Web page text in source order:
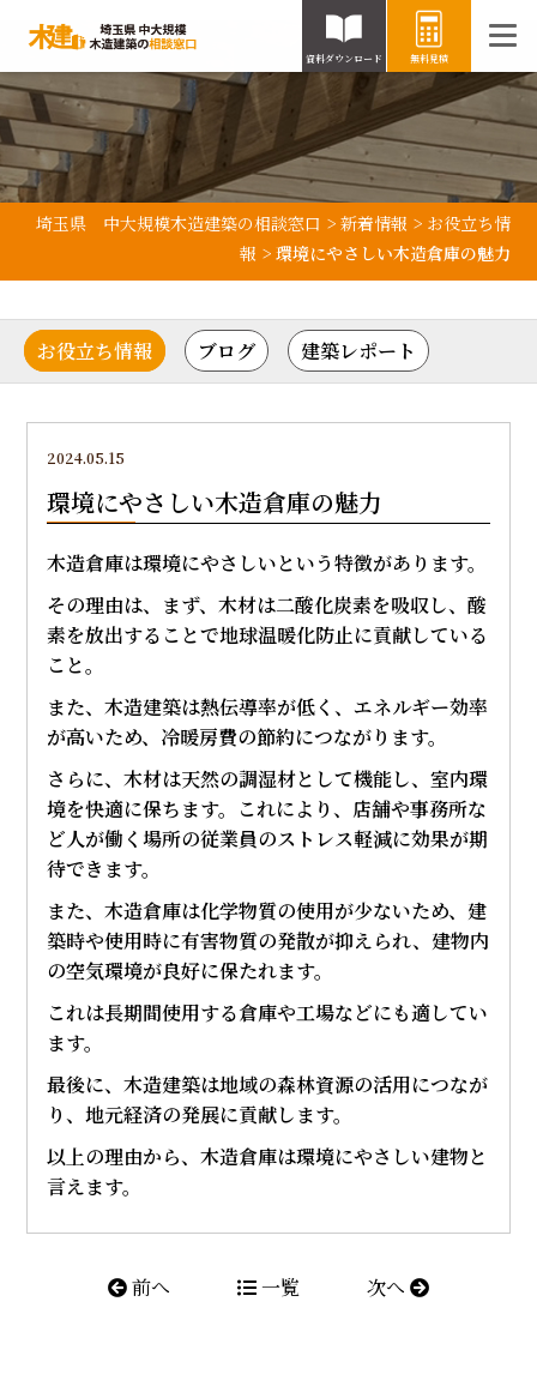
資料ダウンロード 無料見積
埼玉県 中大規模木造建築の相談窓口 > 新着情報 > お役立ち情
報 > 環境にやさしい木造倉庫の魅力
お役立ち情報 ブログ 建築レポート
2024.05.15
環境にやさしい木造倉庫の魅力
木造倉庫は環境にやさしいという特徴があります。
その理由は、まず、木材は二酸化炭素を吸収し、酸
素を放出することで地球温暖化防止に貢献している
こと。
また、木造建築は熱伝導率が低く、エネルギー効率
が高いため、冷暖房費の節約につながります。
さらに、木材は天然の調湿材として機能し、室内環
境を快適に保ちます。これにより、店舗や事務所な
ど人が働く場所の従業員のストレス軽減に効果が期
待できます。
また、木造倉庫は化学物質の使用が少ないため、建
築時や使用時に有害物質の発散が抑えられ、建物内
の空気環境が良好に保たれます。
これは長期間使用する倉庫や工場などにも適してい
ます。
最後に、木造建築は地域の森林資源の活用につなが
り、地元経済の発展に貢献します。
以上の理由から、木造倉庫は環境にやさしい建物と
言えます。
前へ 一覧 次へ